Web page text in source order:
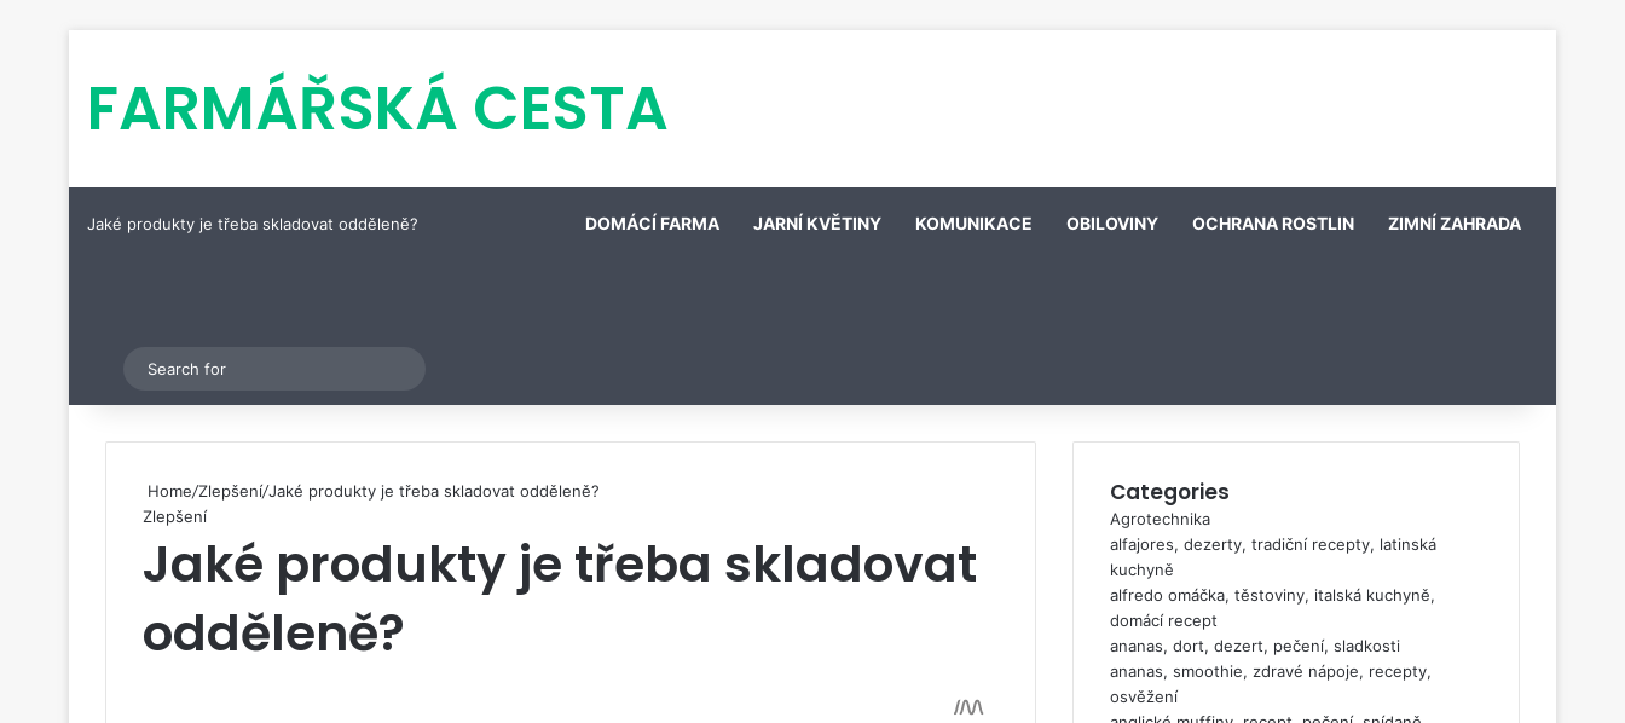
FARMÁŘSKÁ CESTA
Jaké produkty je třeba skladovat odděleně? DOMÁCÍ FARMA JARNÍ KVĚTINY KOMUNIKACE OBILOVINY OCHRANA ROSTLIN ZIMNÍ ZAHRADA
Switch skin
for
Home/Zlepšení/Jaké produkty je třeba skladovat odděleně?
Zlepšení
Jaké produkty je třeba skladovat
odděleně?
Categories
Agrotechnika
alfajores, dezerty, tradiční recepty, latinská
kuchyně
alfredo omáčka, těstoviny, italská kuchyně,
domácí recept
ananas, dort, dezert, pečení, sladkosti
ananas, smoothie, zdravé nápoje, recepty,
osvěžení